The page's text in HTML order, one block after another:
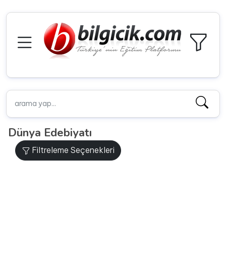
Dünya Edebiyatı
Filtreleme Seçenekleri